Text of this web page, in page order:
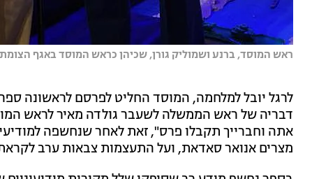
ראש המוסד, ברנע ושמוליק גורן, שכיהן כראש המוסד באגף
לרגל יובל למלחמה, המוסד החליט לפרסם לראשונה
דבריה של ראש הממשלה לשעבר גולדה מאיר לראש
אתה וחברייך תקבלו פרס", זאת לאחר שנחשפה
מצרים אנואר סאדאת, ועל התעצמות צבאות ערב